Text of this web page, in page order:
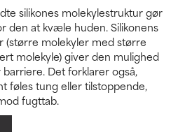
silikones molekylestruktur gør
den at kvæle huden. Silikonens
(større molekyler med større
molekyle) giver den mulighed
Det forklarer også,
føles tung eller tilstoppende,
fugttab.